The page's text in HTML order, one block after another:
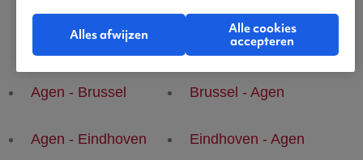
Populaire vluchten
Agen - Brussel Brussel - Agen
Agen - Eindhoven Eindhoven - Agen
Alles afwijzen
Alle cookies
accepteren